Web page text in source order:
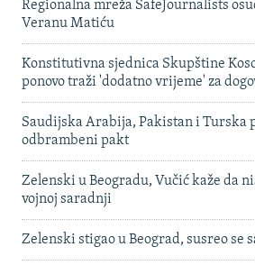
Regionalna mreža SafeJournalists
Veranu Matiću
Konstitutivna sjednica Skupštine
ponovo traži 'dodatno vrijeme' za
Saudijska Arabija, Pakistan i Turska
odbrambeni pakt
Zelenski u Beogradu, Vučić kaže da
vojnoj saradnji
Zelenski stigao u Beograd, susreo se